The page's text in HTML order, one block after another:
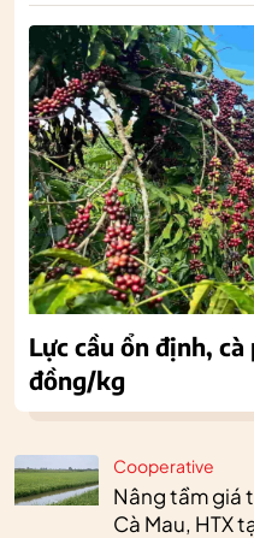
Cooperative
Nâng tầm giá
Cà Mau, HTX
Lực cầu ổn định,
đồng/kg